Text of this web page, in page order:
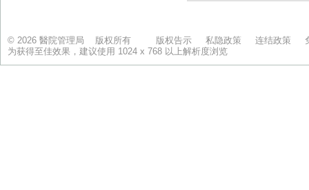
© 2026 醫院管理局 版权所有 版权告示 私隐政策 连结政策
为获得至佳效果，建议使用 1024 x 768 以上解析度浏览